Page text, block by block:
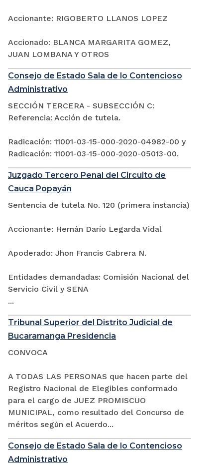
Accionante: RIGOBERTO LLANOS LOPEZ
Accionado: BLANCA MARGARITA GOMEZ,
JUAN LOMBANA Y OTROS
Consejo de Estado Sala de lo Contencioso
Administrativo
SECCIÓN TERCERA - SUBSECCIÓN C:
Referencia: Acción de tutela.
Radicación: 11001-03-15-000-2020-04982-00 y
Radicación: 11001-03-15-000-2020-05013-00.
Juzgado Tercero Penal del Circuito de
Cauca Popayán
Sentencia de tutela No. 120 (primera instancia)
Accionante: Hernán Darío Legarda Vidal
Apoderado: Jhon Francis Cabrera N.
Entidades demandadas: Comisión Nacional del
Servicio Civil y SENA
...
Tribunal Superior del Distrito Judicial de
Bucaramanga Presidencia
CONVOCA
A TODAS LAS PERSONAS que hacen parte del
Registro Nacional de Elegibles conformado
para el cargo de JUEZ PROMISCUO
MUNICIPAL, como resultado del Concurso de
méritos según el Acuerdo...
Consejo de Estado Sala de lo Contencioso
Administrativo